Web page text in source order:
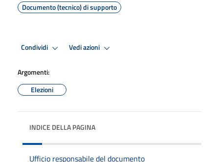
Documento (tecnico) di supporto
Condividi Vedi azioni
Argomenti:
Elezioni
INDICE DELLA PAGINA
Ufficio responsabile del documento